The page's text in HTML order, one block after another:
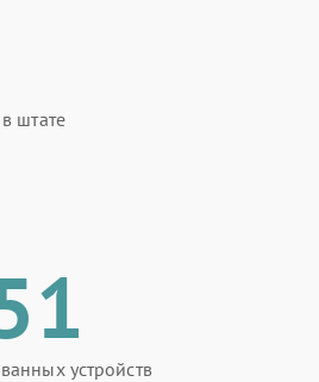
штате
устройств